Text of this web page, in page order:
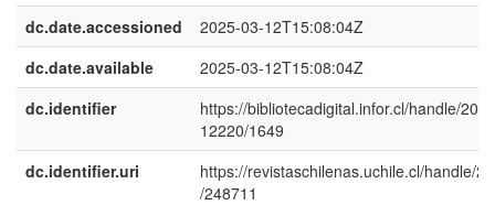
dc.date.accessioned
2025-03-12T15:08:04Z
dc.date.available
2025-03-12T15:08:04Z
dc.identifier
https://bibliotecadigital.infor.cl/handle/
12220/1649
dc.identifier.uri
https://revistaschilenas.uchile.cl/handle/
/248711